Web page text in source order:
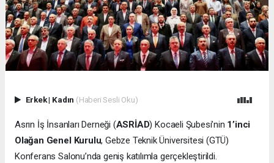
Erkek| Kadın (Haberi Sesli Oku)
Asrın İş İnsanları Derneği (ASRİAD) Kocaeli Şubesi’nin 1’inci
Olağan Genel Kurulu, Gebze Teknik Üniversitesi (GTÜ)
Konferans Salonu’nda geniş katılımla gerçekleştirildi.